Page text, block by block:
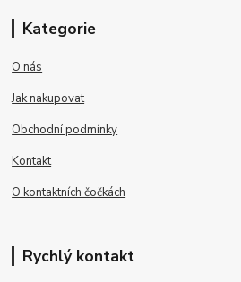
Kategorie
O nás
Jak nakupovat
Obchodní podmínky
Kontakt
O kontaktních čočkách
Rychlý kontakt